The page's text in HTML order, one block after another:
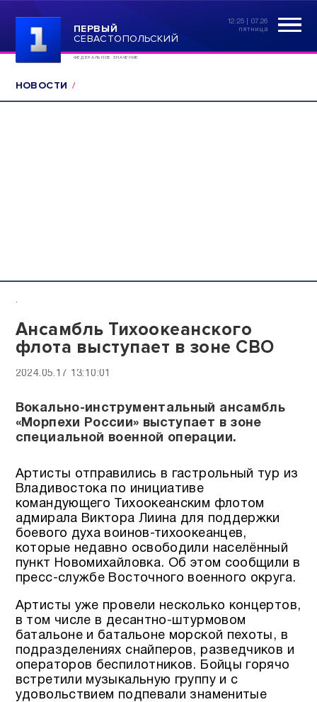
ПЕРВЫЙ
СЕВАСТОПОЛЬСКИЙ
ФЕДЕРАЛЬНОЕ ЗНАЧЕНИЕ
12:25 | 07.26
пятница
НОВОСТИ
.
Ансамбль Тихоокеанского
флота выступает в зоне СВО
2024.05.17 13:10:01
Вокально-инструментальный ансамбль
«Морпехи России» выступает в зоне
специальной военной операции.
Артисты отправились в гастрольный тур из
Владивостока по инициативе
командующего Тихоокеанским флотом
адмирала Виктора Лиина для поддержки
боевого духа воинов-тихоокеанцев,
которые недавно освободили населённый
пункт Новомихайловка. Об этом сообщили в
пресс-службе Восточного военного округа.
Артисты уже провели несколько концертов,
в том числе в десантно-штурмовом
батальоне и батальоне морской пехоты, в
подразделениях снайперов, разведчиков и
операторов беспилотников. Бойцы горячо
встретили музыкальную группу и с
удовольствием подпевали знаменитые